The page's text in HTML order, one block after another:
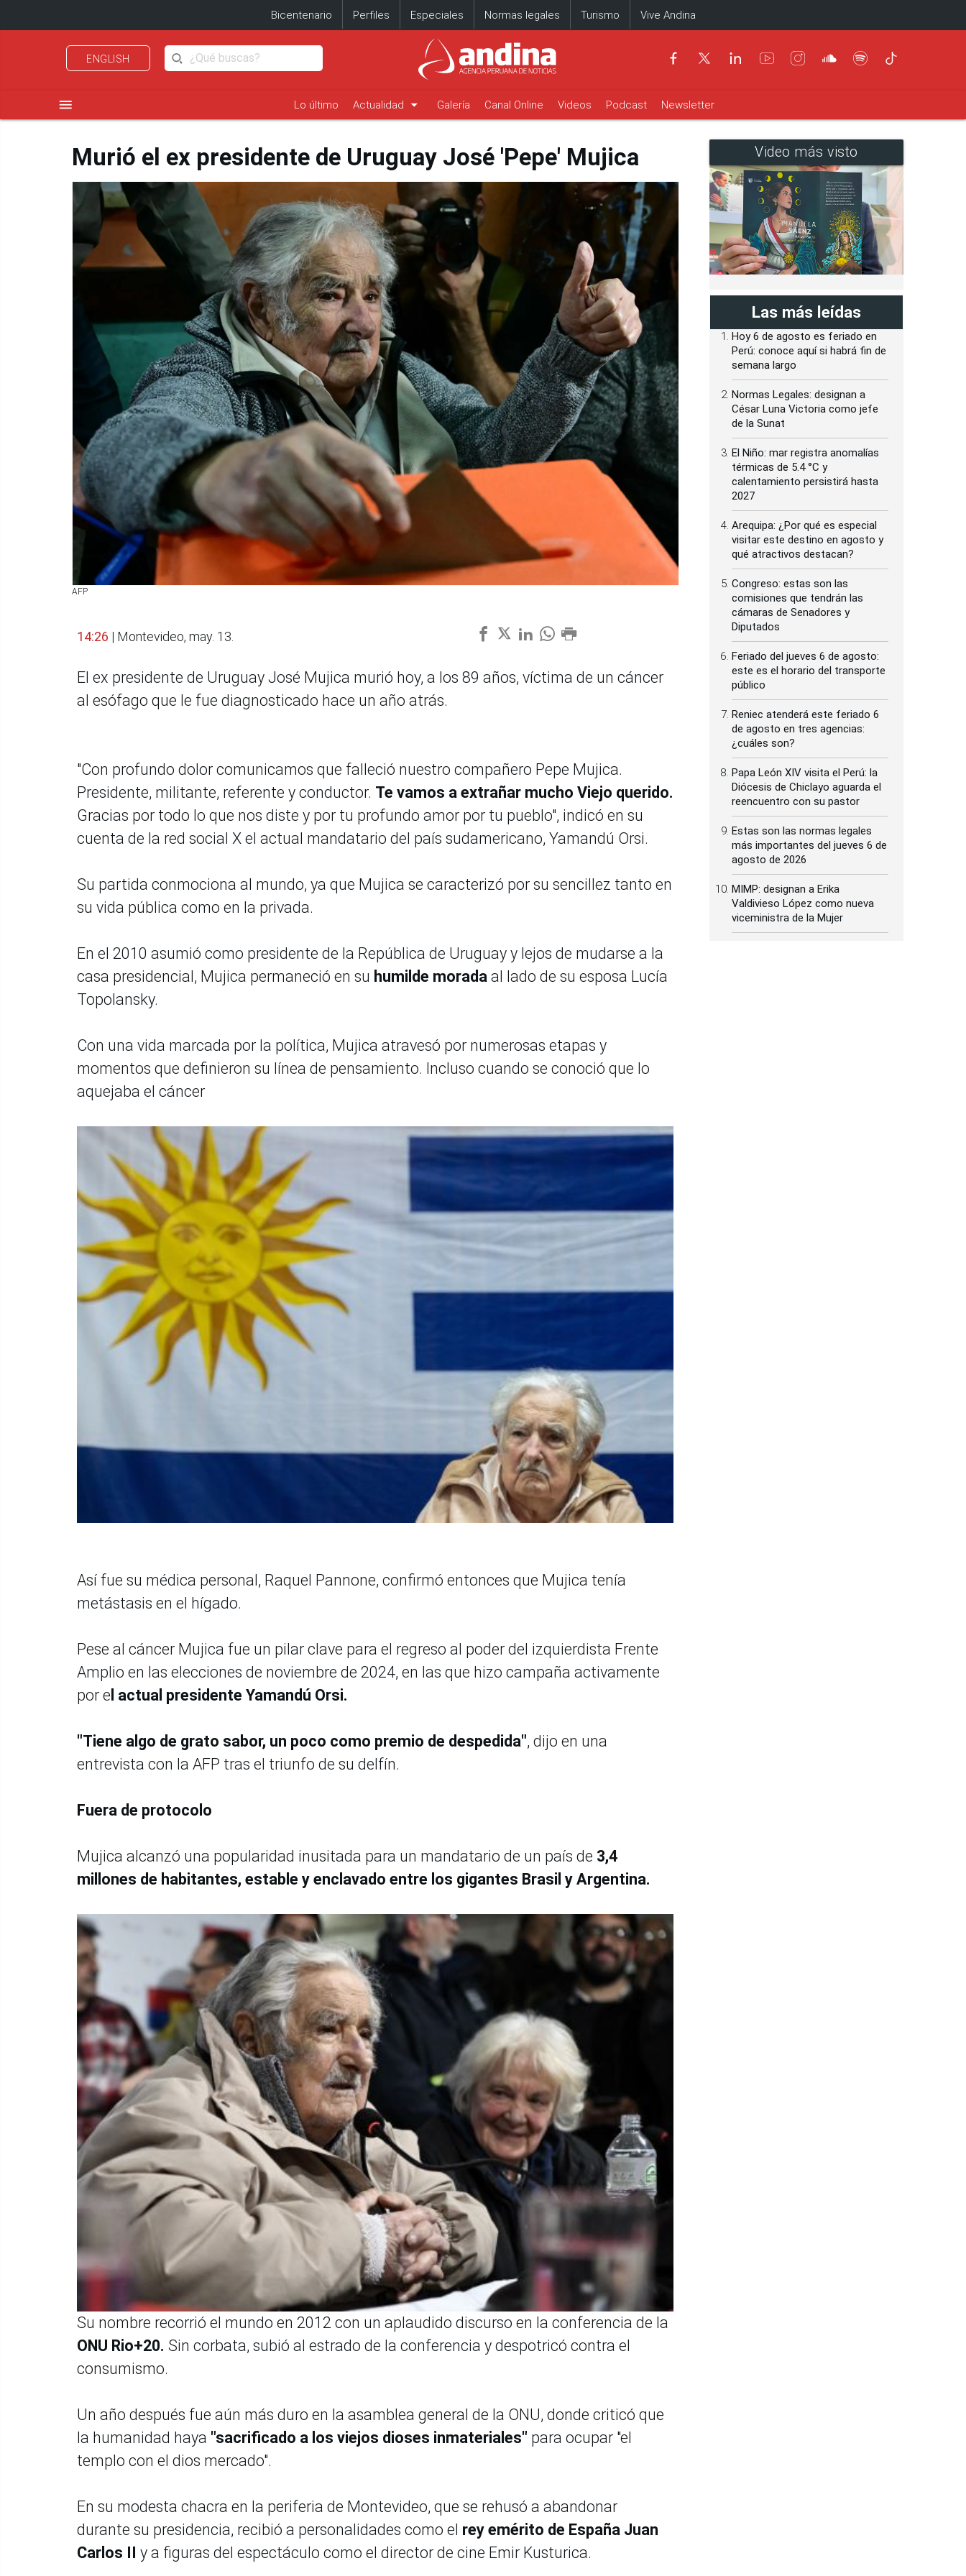
Bicentenario Perfiles Especiales Normas legales Turismo Vive Andina
ENGLISH
menu Lo último Actualidad arrow_drop_down Galería Canal Online Videos Podcast Newsletter
Murió el ex presidente de Uruguay José 'Pepe' Mujica
AFP
14:26 | Montevideo, may. 13.
El ex presidente de Uruguay José Mujica murió hoy, a los 89 años, víctima de un cáncer
al esófago que le fue diagnosticado hace un año atrás.
"Con profundo dolor comunicamos que falleció nuestro compañero Pepe Mujica.
Presidente, militante, referente y conductor. Te vamos a extrañar mucho Viejo querido.
Gracias por todo lo que nos diste y por tu profundo amor por tu pueblo", indicó en su
cuenta de la red social X el actual mandatario del país sudamericano, Yamandú Orsi.
Su partida conmociona al mundo, ya que Mujica se caracterizó por su sencillez tanto en
su vida pública como en la privada.
En el 2010 asumió como presidente de la República de Uruguay y lejos de mudarse a la
casa presidencial, Mujica permaneció en su humilde morada al lado de su esposa Lucía
Topolansky.
Con una vida marcada por la política, Mujica atravesó por numerosas etapas y
momentos que definieron su línea de pensamiento. Incluso cuando se conoció que lo
aquejaba el cáncer
Así fue su médica personal, Raquel Pannone, confirmó entonces que Mujica tenía
metástasis en el hígado.
Pese al cáncer Mujica fue un pilar clave para el regreso al poder del izquierdista Frente
Amplio en las elecciones de noviembre de 2024, en las que hizo campaña activamente
por e l actual presidente Yamandú Orsi.
"Tiene algo de grato sabor, un poco como premio de despedida", dijo en una
entrevista con la AFP tras el triunfo de su delfín.
Fuera de protocolo
Mujica alcanzó una popularidad inusitada para un mandatario de un país de 3,4
millones de habitantes, estable y enclavado entre los gigantes Brasil y Argentina.
Su nombre recorrió el mundo en 2012 con un aplaudido discurso en la conferencia de la
ONU Rio+20. Sin corbata, subió al estrado de la conferencia y despotricó contra el
consumismo.
Un año después fue aún más duro en la asamblea general de la ONU, donde criticó que
la humanidad haya "sacrificado a los viejos dioses inmateriales" para ocupar "el
templo con el dios mercado".
En su modesta chacra en la periferia de Montevideo, que se rehusó a abandonar
durante su presidencia, recibió a personalidades como el rey emérito de España Juan
Carlos II y a figuras del espectáculo como el director de cine Emir Kusturica.
Video más visto
Las más leídas
Hoy 6 de agosto es feriado en
Perú: conoce aquí si habrá fin de
semana largo
Normas Legales: designan a
César Luna Victoria como jefe
de la Sunat
El Niño: mar registra anomalías
térmicas de 5.4 °C y
calentamiento persistirá hasta
2027
Arequipa: ¿Por qué es especial
visitar este destino en agosto y
qué atractivos destacan?
Congreso: estas son las
comisiones que tendrán las
cámaras de Senadores y
Diputados
Feriado del jueves 6 de agosto:
este es el horario del transporte
público
Reniec atenderá este feriado 6
de agosto en tres agencias:
¿cuáles son?
Papa León XIV visita el Perú: la
Diócesis de Chiclayo aguarda el
reencuentro con su pastor
Estas son las normas legales
más importantes del jueves 6 de
agosto de 2026
MIMP: designan a Erika
Valdivieso López como nueva
viceministra de la Mujer